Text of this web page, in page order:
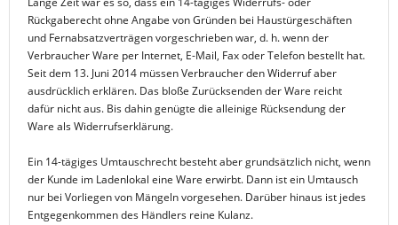
Rückgaberecht ohne Angabe von Gründen bei Haustürgeschäften
und Fernabsatzverträgen vorgeschrieben war, d. h. wenn der
Verbraucher Ware per Internet, E-Mail, Fax oder Telefon bestellt hat.
Seit dem 13. Juni 2014 müssen Verbraucher den Widerruf aber
ausdrücklich erklären. Das bloße Zurücksenden der Ware reicht
dafür nicht aus. Bis dahin genügte die alleinige Rücksendung der
Ware als Widerrufserklärung.
Ein 14-tägiges Umtauschrecht besteht aber grundsätzlich nicht, wenn
der Kunde im Ladenlokal eine Ware erwirbt. Dann ist ein Umtausch
nur bei Vorliegen von Mängeln vorgesehen. Darüber hinaus ist jedes
Entgegenkommen des Händlers reine Kulanz.